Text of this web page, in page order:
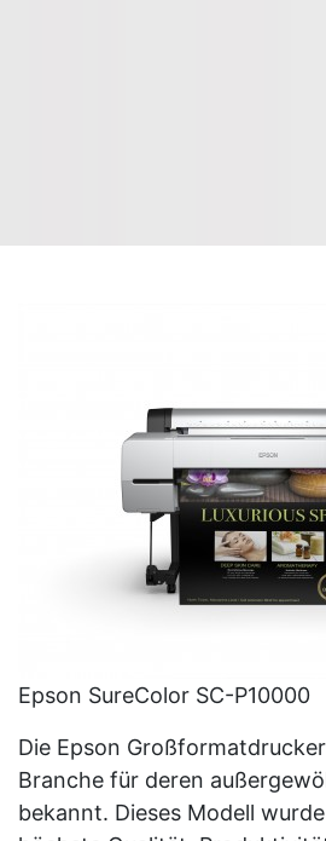
Epson SureColor SC-P10000
Die Epson
Branche für deren
bekannt. Dieses Modell